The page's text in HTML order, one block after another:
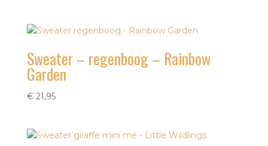
Sweater – regenboog – Rainbow
Garden
€21,95